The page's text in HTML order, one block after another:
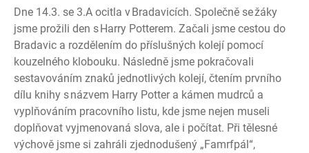
Dne 14.3. se 3.A ocitla v Bradavicích. Společně se žáky
jsme prožili den s Harry Potterem. Začali jsme cestou do
Bradavic a rozdělením do příslušných kolejí pomocí
kouzelného klobouku. Následně jsme pokračovali
sestavováním znaků jednotlivých kolejí, čtením prvního
dílu knihy s názvem Harry Potter a kámen mudrců a
vyplňováním pracovního listu, kde jsme nejen museli
doplňovat vyjmenovaná slova, ale i počítat. Při tělesné
výchově jsme si zahráli zjednodušený „Famrfpál“,